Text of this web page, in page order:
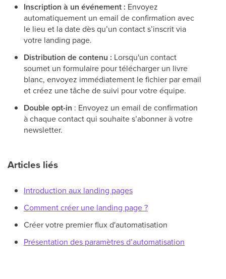
Inscription à un événement : Envoyez
automatiquement un email de confirmation avec
le lieu et la date dès qu’un contact s’inscrit via
votre landing page.
Distribution de contenu : Lorsqu'un contact
soumet un formulaire pour télécharger un livre
blanc, envoyez immédiatement le fichier par email
et créez une tâche de suivi pour votre équipe.
Double opt-in : Envoyez un email de confirmation
à chaque contact qui souhaite s’abonner à votre
newsletter.
Articles liés
Introduction aux landing pages
Comment créer une landing page ?
Créer votre premier flux d'automatisation
Présentation des paramètres d’automatisation